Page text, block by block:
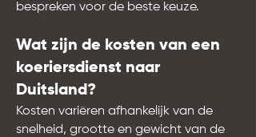
bespreken voor de beste keuze.
Wat zijn de kosten van een
koeriersdienst naar
Duitsland?
Kosten variëren afhankelijk van de
snelheid, grootte en gewicht van de